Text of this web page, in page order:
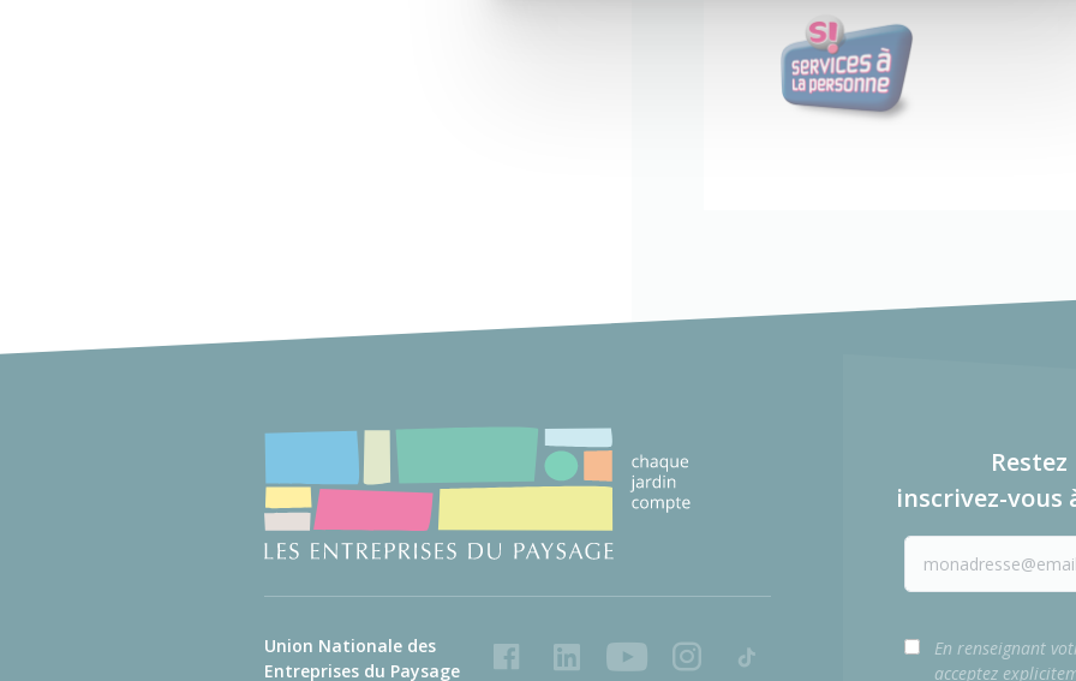
Union Nationale des
Entreprises du Paysage
FacebookLinkedInYoutubeInstagram
Tiktok
inscrivez-vous
En renseignant
acceptez